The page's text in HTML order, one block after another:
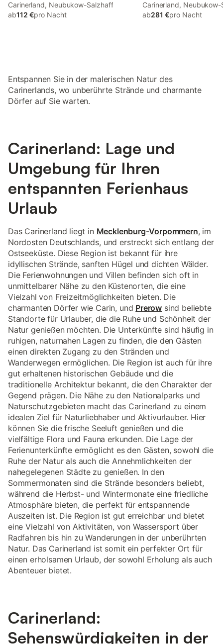
Carinerland, Neubukow-Salzhaff
ab112 €pro Nacht
Carinerland,
ab281 €pro Nacht
Entspannen Sie in der malerischen Natur des
Carinerlands, wo unberührte Strände und charmante
Dörfer auf Sie warten.
Carinerland: Lage und
Umgebung für Ihren
entspannten Ferienhaus
Urlaub
Das Carinerland liegt in Mecklenburg-Vorpommern, im
Nordosten Deutschlands, und erstreckt sich entlang der
Ostseeküste. Diese Region ist bekannt für ihre
idyllischen Strände, sanften Hügel und dichten Wälder.
Die Ferienwohnungen und Villen befinden sich oft in
unmittelbarer Nähe zu den Küstenorten, die eine
Vielzahl von Freizeitmöglichkeiten bieten. Die
charmanten Dörfer wie Carin, und Prerow sind beliebte
Standorte für Urlauber, die die Ruhe und Schönheit der
Natur genießen möchten. Die Unterkünfte sind häufig in
ruhigen, naturnahen Lagen zu finden, die den Gästen
einen direkten Zugang zu den Stränden und
Wanderwegen ermöglichen. Die Region ist auch für ihre
gut erhaltenen historischen Gebäude und die
traditionelle Architektur bekannt, die den Charakter der
Gegend prägen. Die Nähe zu den Nationalparks und
Naturschutzgebieten macht das Carinerland zu einem
idealen Ziel für Naturliebhaber und Aktivurlauber. Hier
können Sie die frische Seeluft genießen und die
vielfältige Flora und Fauna erkunden. Die Lage der
Ferienunterkünfte ermöglicht es den Gästen, sowohl die
Ruhe der Natur als auch die Annehmlichkeiten der
nahegelegenen Städte zu genießen. In den
Sommermonaten sind die Strände besonders beliebt,
während die Herbst- und Wintermonate eine friedliche
Atmosphäre bieten, die perfekt für entspannende
Auszeiten ist. Die Region ist gut erreichbar und bietet
eine Vielzahl von Aktivitäten, von Wassersport über
Radfahren bis hin zu Wanderungen in der unberührten
Natur. Das Carinerland ist somit ein perfekter Ort für
einen erholsamen Urlaub, der sowohl Erholung als auch
Abenteuer bietet.
Carinerland:
Sehenswürdigkeiten in der